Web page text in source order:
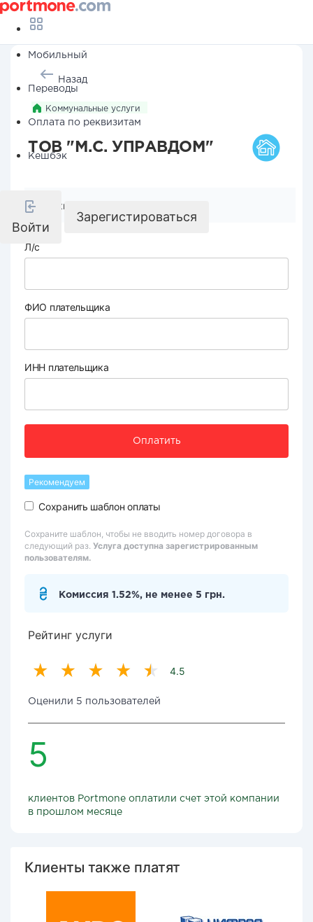
Мобильный
Переводы
Оплата по реквизитам
Кешбэк
Войти
Зарегистироваться
Назад
Коммунальные услуги
ТОВ "М.С. УПРАВДОМ"
Реквизиты компании
Л/с
ФИО плательщика
ИНН плательщика
Оплатить
Рекомендуем
Сохранить шаблон оплаты
Сохраните шаблон, чтобы не вводить номер договора в
следующий раз. Услуга доступна зарегистрированным
пользователям.
Комиссия 1.52%, не менее 5 грн.
Рейтинг услуги
4.5
Оценили 5 пользователей
5
клиентов Portmone оплатили счет этой компании
в прошлом месяце
Клиенты также платят